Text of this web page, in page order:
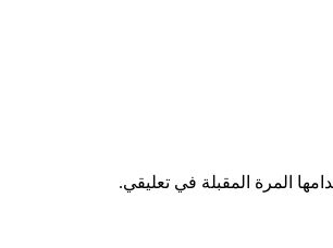
المرة المقبلة في تعليقي.